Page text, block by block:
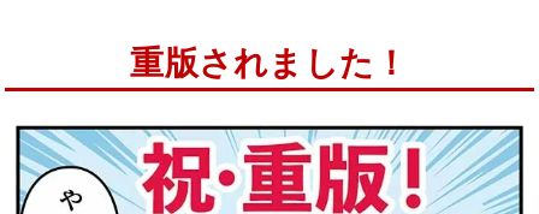
重版されました！